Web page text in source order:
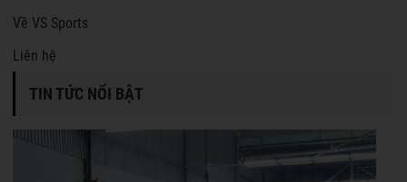
Về VS Sports
Liên hệ
TIN TỨC NỔI BẬT